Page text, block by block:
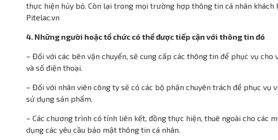
thực hiện hủy bỏ. Còn lại trong mọi trường hợp thông tin cá nhân khách
Pitelac.vn
4. Những người hoặc tổ chức có thể được tiếp cận với thông tin đó
– Đối với các bên vận chuyển, sẽ cung cấp các thông tin để phục vụ cho
và số điện thoại.
– Đối với nhân viên công ty sẽ có các bộ phận chuyên trách để phục vụ
sử dụng sản phẩm.
– Các chương trình có tính liên kết, đồng thực hiện, thuê ngoài cho các
dụng các yêu cầu bảo mật thông tin cá nhân.